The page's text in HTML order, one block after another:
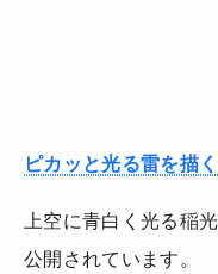
ピカッと光る雷を描
上空に青白く光る稲
公開されています。